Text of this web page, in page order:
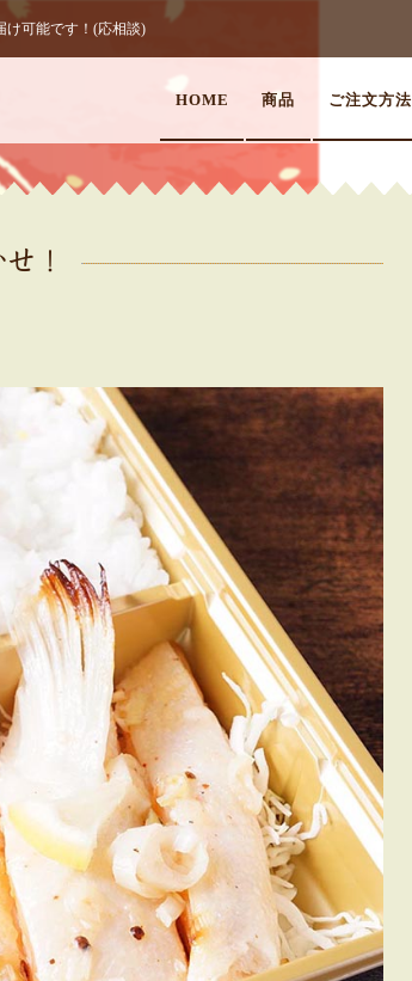
HOME 商品 ご注文方法
可能です！(応相談)
！